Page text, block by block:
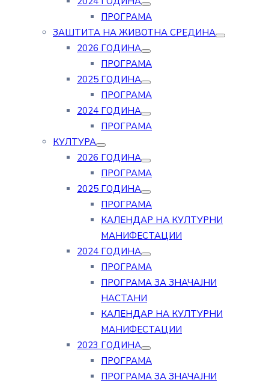
ПРОГРАМА
ЗАШТИТА НА ЖИВОТНА СРЕДИНА
2026 ГОДИНА
ПРОГРАМА
2025 ГОДИНА
ПРОГРАМА
2024 ГОДИНА
ПРОГРАМА
КУЛТУРА
2026 ГОДИНА
ПРОГРАМА
2025 ГОДИНА
ПРОГРАМА
КАЛЕНДАР НА КУЛТУРНИ
МАНИФЕСТАЦИИ
2024 ГОДИНА
ПРОГРАМА
ПРОГРАМА ЗА ЗНАЧАЈНИ
НАСТАНИ
КАЛЕНДАР НА КУЛТУРНИ
МАНИФЕСТАЦИИ
2023 ГОДИНА
ПРОГРАМА
ПРОГРАМА ЗА ЗНАЧАЈНИ